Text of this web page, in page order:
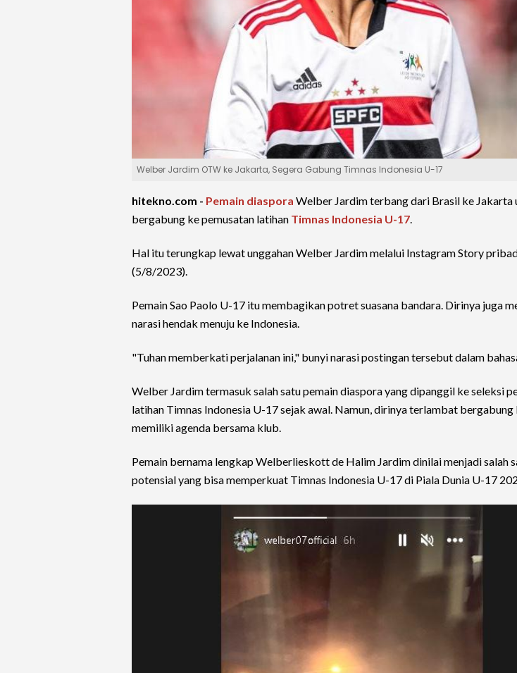
Welber Jardim OTW ke Jakarta, Segera Gabung Timnas Indonesia U-17
hitekno.com - Pemain diaspora Welber Jardim terbang dari Brasil ke Jakarta
bergabung ke pemusatan latihan Timnas Indonesia U-17.
Hal itu terungkap lewat unggahan Welber Jardim melalui Instagram Story
(5/8/2023).
Pemain Sao Paolo U-17 itu membagikan potret suasana bandara. Dirinya juga
narasi hendak menuju ke Indonesia.
"Tuhan memberkati perjalanan ini," bunyi narasi postingan tersebut dalam
Welber Jardim termasuk salah satu pemain diaspora yang dipanggil ke seleksi
latihan Timnas Indonesia U-17 sejak awal. Namun, dirinya terlambat bergabung
memiliki agenda bersama klub.
Pemain bernama lengkap Welberlieskott de Halim Jardim dinilai menjadi salah
potensial yang bisa memperkuat Timnas Indonesia U-17 di Piala Dunia U-17